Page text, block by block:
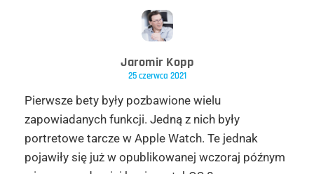
Jaromir Kopp
25 czerwca 2021
Pierwsze bety były pozbawione wielu
zapowiadanych funkcji. Jedną z nich były
portretowe tarcze w Apple Watch. Te jednak
pojawiły się już w opublikowanej wczoraj późnym